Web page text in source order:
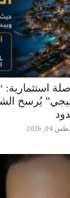
استثمارية:
يُرسخ
04, 2026